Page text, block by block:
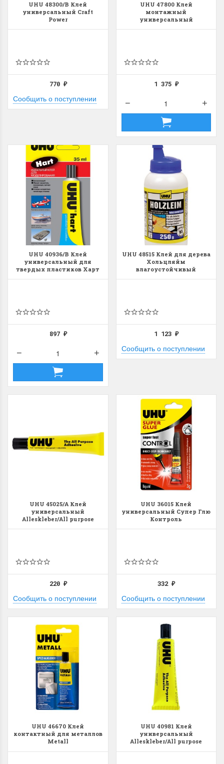
Чудетство...
Раритеты Дим.
На сайте пополнение
Dimensions
Спешите купить...
ПОДРОБНЕЕ
Анастасия Туманова
22 мая 2024 13:01
Dimensions 35231
Willow Swan
(Ива-лебедь)
Хороший набор
Отличный набор, канва,
нитки и схема, всё в
отличном состоянии.
Ларина Евгения
1 апреля 2026 14:55
13648USA
Красивый
Очень красивый
раритетный
Ларина
1 апреля 2026
UHU 48300/В Клей
универсальный Craft
Power
770 ₽
Сообщить о поступлении
UHU 47800 Клей
монтажный
универсальный
1 375₽
UHU 40936/В Клей
универсальный для
твердых пластиков Харт
897 ₽
UHU 48515 Клей для дерева
Хольцляйм
влагоустойчивый
1 123₽
Сообщить о поступлении
UHU 45025/A Клей
универсальный
Alleskleber/All purpose
220 ₽
Сообщить о поступлении
UHU 36015 Клей
универсальный Супер Глю
Контроль
332₽
Сообщить о поступлении
UHU 46670 Клей
контактный для металлов
Metall
UHU 40981 Клей
универсальный
Alleskleber/All purpose